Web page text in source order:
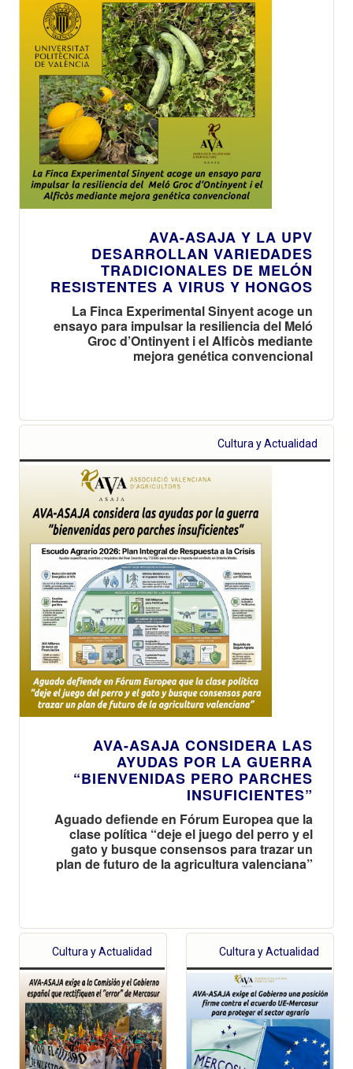
AVA-ASAJA Y LA UPV
DESARROLLAN VARIEDADES
TRADICIONALES DE MELÓN
RESISTENTES A VIRUS Y HONGOS
La Finca Experimental Sinyent acoge un
ensayo para impulsar la resiliencia del Meló
Groc d’Ontinyent i el Alficòs mediante
mejora genética convencional
Cultura y Actualidad
AVA-ASAJA CONSIDERA LAS
AYUDAS POR LA GUERRA
“BIENVENIDAS PERO PARCHES
INSUFICIENTES”
Aguado defiende en Fórum Europea que la
clase política “deje el juego del perro y el
gato y busque consensos para trazar un
plan de futuro de la agricultura valenciana”
Cultura y Actualidad Cultura y Actualidad